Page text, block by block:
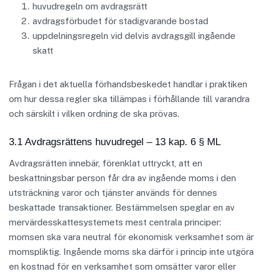
huvudregeln om avdragsrätt
avdragsförbudet för stadigvarande bostad
uppdelningsregeln vid delvis avdragsgill ingående
skatt
Frågan i det aktuella förhandsbeskedet handlar i praktiken
om hur dessa regler ska tillämpas i förhållande till varandra
och särskilt i vilken ordning de ska prövas.
3.1 Avdragsrättens huvudregel – 13 kap. 6 § ML
Avdragsrätten innebär, förenklat uttryckt, att en
beskattningsbar person får dra av ingående moms i den
utsträckning varor och tjänster används för dennes
beskattade transaktioner. Bestämmelsen speglar en av
mervärdesskattesystemets mest centrala principer:
momsen ska vara neutral för ekonomisk verksamhet som är
momspliktig. Ingående moms ska därför i princip inte utgöra
en kostnad för en verksamhet som omsätter varor eller